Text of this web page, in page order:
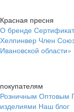
Красная пресня
О бренде
Хелпинвер Член
Ивановской области»
покупателям
Розничным Оптовым
изделиями Наш блог